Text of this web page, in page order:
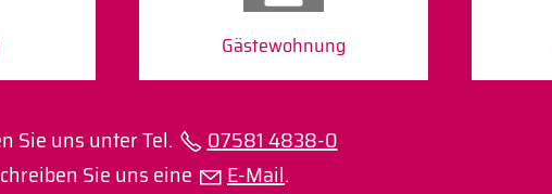
Gäste­wohnung
Sie uns unter Tel.
07581 4838-0
Sie uns eine
E-Mail.